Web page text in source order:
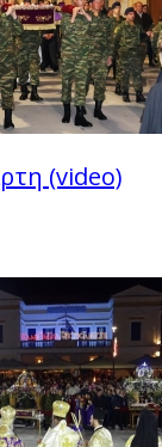
(video)